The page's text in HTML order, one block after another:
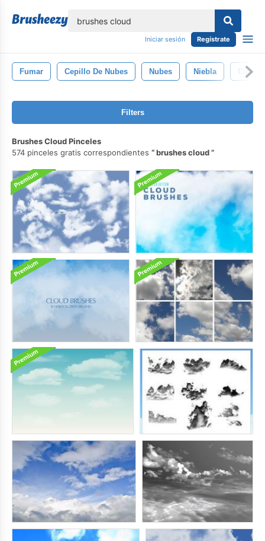
Iniciar sesión Regístrate
Fumar Cepillo De Nubes Nubes Niebla Cielo
Filters
Brushes Cloud Pinceles
574 pinceles gratis correspondientes
brushes cloud